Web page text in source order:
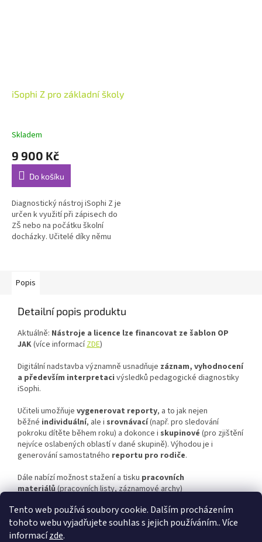
Tento web používá soubory cookie. Dalším procházením
tohoto webu vyjadřujete souhlas s jejich používáním.. Více
informacízde.
iSophi Z pro základní školy
Skladem
9 900 Kč
Do košíku
Diagnostický nástroj iSophi Z je
určen k využití při zápisech do
ZŠ nebo na počátku školní
docházky. Učitelé díky němu
Popis
Detailní popis produktu
Aktuálně: Nástroje a licence lze financovat ze šablon OP
JAK(více informacíZDE)
Digitální nadstavba významně usnadňuje záznam, vyhodnocení
a především interpretaci výsledků pedagogické diagnostiky
iSophi.
Učiteli umožňuje vygenerovat reporty, a to jak nejen
běžné individuální, ale i srovnávací(např. pro sledování
pokroku dítěte během roku) a dokonce i skupinové (pro zjištění
nejvíce oslabených oblastí v dané skupině). Výhodou je i
generování samostatného reportu pro rodiče.
Dále nabízí možnost stažení a tisku pracovních
materiálů(pracovních listy, záznamové archy)